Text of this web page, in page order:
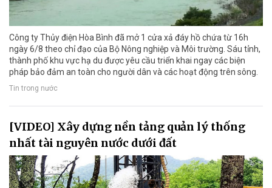
Công ty Thủy điện Hòa Bình đã mở 1 cửa xả đáy hồ chứa từ 16h
ngày 6/8 theo chỉ đạo của Bộ Nông nghiệp và Môi trường. Sáu tỉnh,
thành phố khu vực hạ du được yêu cầu triển khai ngay các biện
pháp bảo đảm an toàn cho người dân và các hoạt động trên sông.
Tin trong nước
[VIDEO] Xây dựng nền tảng quản lý thống
nhất tài nguyên nước dưới đất